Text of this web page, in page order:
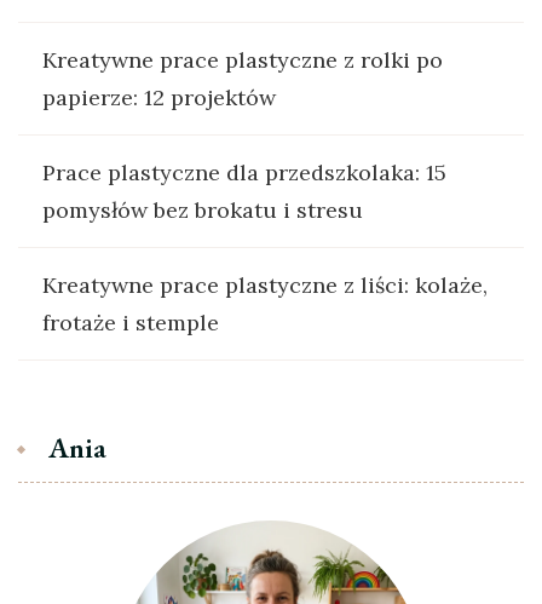
Kreatywne prace plastyczne z rolki po
papierze: 12 projektów
Prace plastyczne dla przedszkolaka: 15
pomysłów bez brokatu i stresu
Kreatywne prace plastyczne z liści: kolaże,
frotaże i stemple
Ania